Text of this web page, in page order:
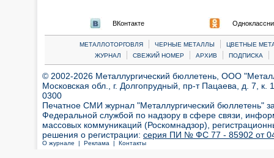
ВКонтакте
МЕТАЛЛОТОРГОВЛЯ | ЧЕРНЫЕ МЕТАЛЛЫ |
ЦВЕТНЫЕ
ЖУРНАЛ
| СВЕЖИЙ НОМЕР | АРХИВ | ПОДПИСКА |
© 2002-2026 Металлургический бюллетень, ООО
Московская обл., г. Долгопрудный, пр-т Пацаева, д. 7,
0300
Печатное СМИ журнал "Металлургический бюллетень"
Федеральной службой по надзору в сфере связи,
массовых коммуникаций (Роскомнадзор),
решения о регистрации: серия ПИ № ФС 77 - 85902 от 04
О журнале | Реклама | Контакты